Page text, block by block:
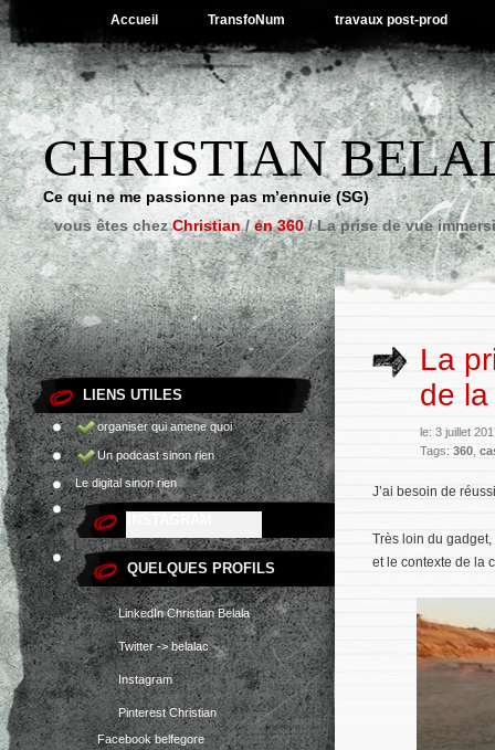
Accueil TransfoNum travaux post-prod
CHRISTIAN
Ce qui ne me passionne pas m’ennuie (SG)
vous êtes chezChristian/ en 360/La prise de vue
LIENS UTILES
organiser qui amene quoi
Un podcast sinon rien
Le digital sinon rien
QUELQUES PROFILS
LinkedIn Christian Belala
Twitter -> belalac
Instagram
Pinterest Christian
Facebook belfegore
La
de
le: 3 juillet
Tags: 360
J’ai besoin de
Très loin du
et le contexte de la